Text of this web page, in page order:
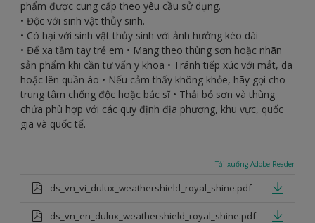
phẩm được cung cấp theo yêu cầu sử dụng.
• Độc với sinh vật thủy sinh.
• Có hại với sinh vật thủy sinh với ảnh hưởng kéo dài
• Để xa tầm tay trẻ em • Mang theo thùng sơn hoặc nhãn
sản phẩm khi cần tư vấn y khoa • Tránh tiếp xúc với mắt, da
hoặc lên quần áo • Nếu cảm thấy không khỏe, hãy gọi cho
trung tâm chống độc hoặc bác sĩ • Thải bỏ sơn và thùng
chứa phù hợp với các quy định địa phương, khu vực, quốc
gia và quốc tế.
Tải xuống Adobe Reader
ds_vn_vi_dulux_weathershield_royal_shine.pdf
ds_vn_en_dulux_weathershield_royal_shine.pdf